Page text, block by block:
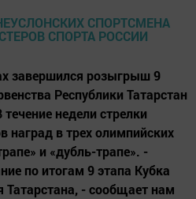
завершился розыгрыш 9
Республики Татарстан
недели стрелки
наград в трех олимпийских
и «дубль-трапе». -
по итогам 9 этапа Кубка
Татарстана, - сообщает нам